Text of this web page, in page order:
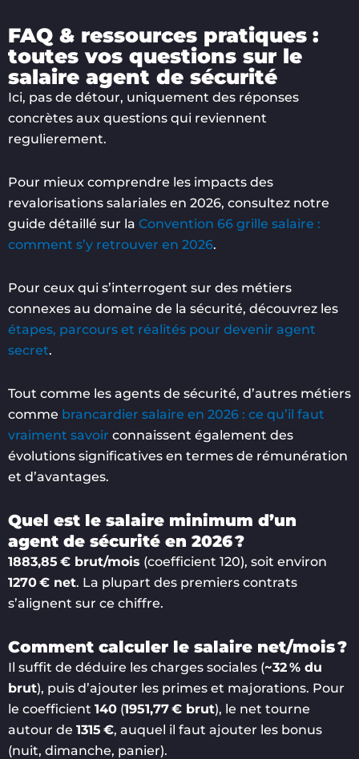
FAQ & ressources pratiques :
toutes vos questions sur le
salaire agent de sécurité
Ici, pas de détour, uniquement des réponses
concrètes aux questions qui reviennent
regulierement.
Pour mieux comprendre les impacts des
revalorisations salariales en 2026, consultez notre
guide détaillé sur la Convention 66 grille salaire :
comment s’y retrouver en 2026.
Pour ceux qui s’interrogent sur des métiers
connexes au domaine de la sécurité, découvrez les
étapes, parcours et réalités pour devenir agent
secret.
Tout comme les agents de sécurité, d’autres métiers
comme brancardier salaire en 2026 : ce qu’il faut
vraiment savoir connaissent également des
évolutions significatives en termes de rémunération
et d’avantages.
Quel est le salaire minimum d’un
agent de sécurité en 2026 ?
1883,85 € brut/mois (coefficient 120), soit environ
1270 € net. La plupart des premiers contrats
s’alignent sur ce chiffre.
Comment calculer le salaire net/mois ?
Il suffit de déduire les charges sociales (~32 % du
brut), puis d’ajouter les primes et majorations. Pour
le coefficient 140 (1951,77 € brut), le net tourne
autour de 1315 €, auquel il faut ajouter les bonus
(nuit, dimanche, panier).